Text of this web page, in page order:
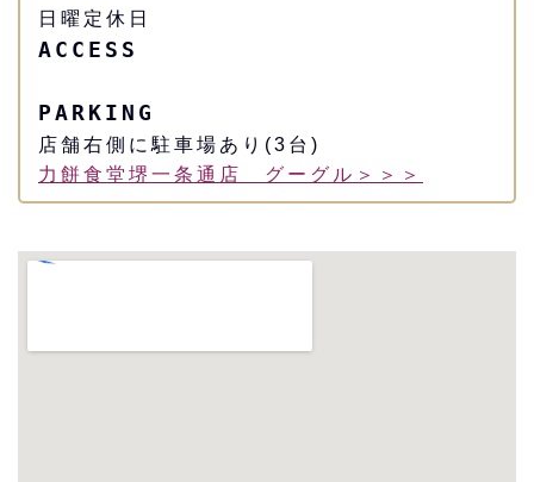
日曜定休日
ACCESS
PARKING
店舗右側に駐車場あり(3台)
力餅食堂堺一条通店 グーグル＞＞＞